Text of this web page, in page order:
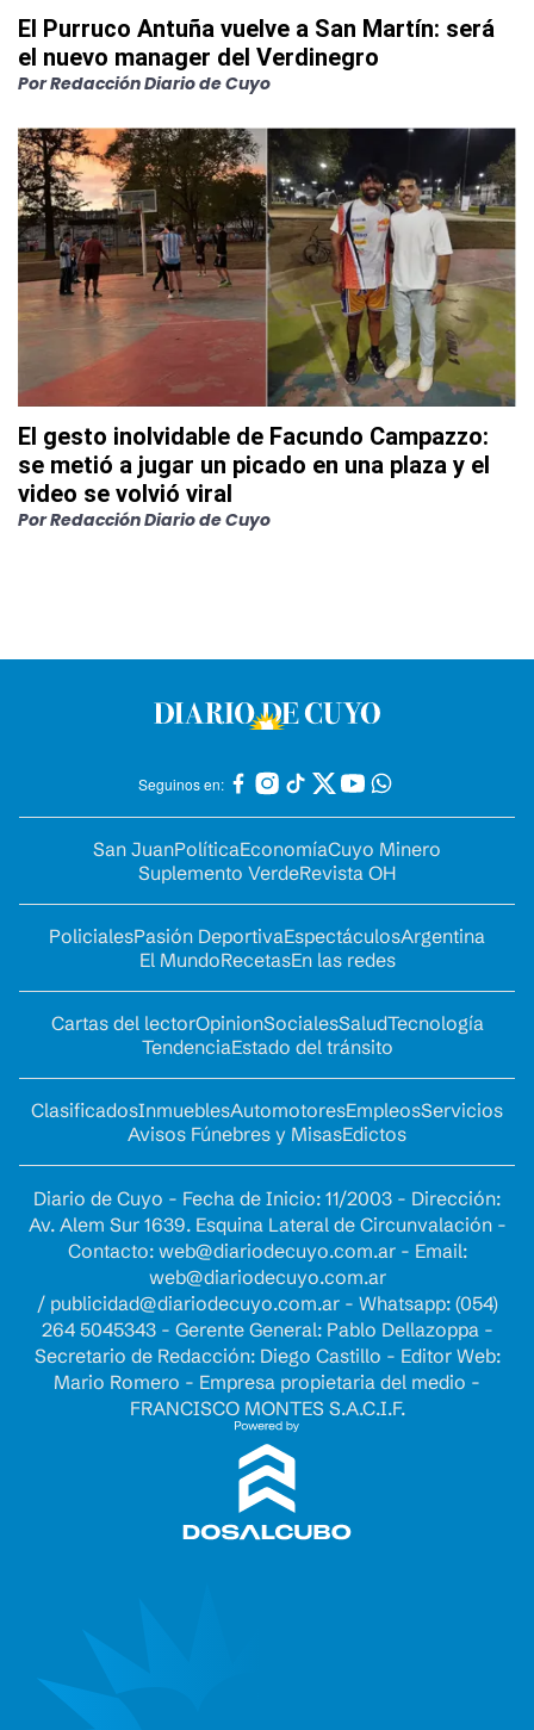
El Purruco Antuña vuelve a San Martín: será
el nuevo manager del Verdinegro
PorRedacción Diario de Cuyo
El gesto inolvidable de Facundo Campazzo:
se metió a jugar un picado en una plaza y el
video se volvió viral
PorRedacción Diario de Cuyo
Seguinos en:
San JuanPolíticaEconomíaCuyo Minero
Suplemento VerdeRevista OH
PolicialesPasión DeportivaEspectáculosArgentina
El MundoRecetasEn las redes
Cartas del lectorOpinionSocialesSaludTecnología
TendenciaEstado del tránsito
ClasificadosInmueblesAutomotoresEmpleosServicios
Avisos Fúnebres y MisasEdictos
Diario de Cuyo - Fecha de Inicio: 11/2003 - Dirección:
Av. Alem Sur 1639. Esquina Lateral de Circunvalación -
Contacto: web@diariodecuyo.com.ar- Email:
web@diariodecuyo.com.ar
/ publicidad@diariodecuyo.com.ar- Whatsapp: (054)
264 5045343 - Gerente General: Pablo Dellazoppa -
Secretario de Redacción: Diego Castillo - Editor Web:
Mario Romero - Empresa propietaria del medio -
FRANCISCO MONTES S.A.C.I.F.